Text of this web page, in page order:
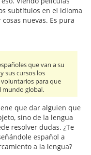
subtítulos en el idioma
nuevas. Es pura
que van a su
sus cursos los
para que
mundo global.
que dar alguien que
sino de la lengua
resolver dudas. ¿Te
español a
a la lengua?